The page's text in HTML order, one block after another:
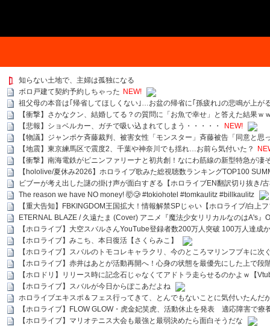
知らない土地で、主婦は孤独になる
ボロ戸建て契約予約しちゃった NEW!
祖父母の本音は｢帰省してほしくない｣…お盆の帰省に｢孫疲れ｣の悲鳴が上が
【衝撃】さかなクン、結婚してる？の質問に「お魚で幸せ」と答えた結果ｗ
【悲報】ショベルカー、ガチで吸い込まれてしまう・・・・・
NEW!
【物議】ジャンポケ斉藤裁判、被害女性「モンスター」斉藤被告「同意と
【地震】東京練馬区で震度2、千葉や神奈川でも揺れ…お前ら気付いた？
【衝撃】南海電鉄がピニンファリーナと初共創！なにわ筋線の新型特急が凄
【hololive/夏休み2026】ホロライブ歌みた総視聴数ランキングTOP100
ビブーが考え出した謎の掛け声が面白すぎる【ホロライブEN翻訳切り抜き/
The reason we have NO money! 🤯🥲 #tokiohotel #tomkaulitz #billkaulitz
【重大告知】FBKINGDOM王国拡大！情報解禁SPじゃい【ホロライブ/白上
ETERNAL BLAZE / 久遠たま (Cover) アニメ『魔法少女リリカルなのはA's』
【ホロライブ】大空スバルさんYouTube登録者数200万人突破 100万人達成
【ホロライブ】みこち、本日復活【さくらみこ】
【ホロライブ】スバルのトモコレキャラクリ、今のところマリンフブキに
【ホロライブ】赤井はあとが活動再開へ！心身の状態を最優先にした上で段
【ホロドリ】リリース時に記念石じゃなくてアドトラ走らせるのかよｗ【
【ホロライブ】スバルが今日からぽこあだよね
ホロライブエキスポ＆フェス行ってきて、とんでもないことに気付いたんだ
【ホロライブ】FLOW GLOW・虎金妃笑虎、活動休止を発表 適応障害で療
【ホロライブ】マリオテニス大会も最強と最弱決めたら面白そうだな